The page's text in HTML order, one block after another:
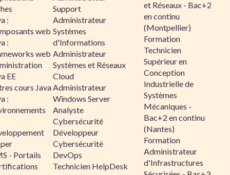
:
web
:
web
EE
cours Java
:
- Portails
Support
Administrateur
Systèmes
d'Informations
Administrateur
Systèmes et Réseaux
Cloud
Administrateur
Windows Server
Analyste
Cybersécurité
Développeur
Cybersécurité
DevOps
Technicien HelpDesk
et Réseaux - Bac+2
en continu
(Montpellier)
Formation
Technicien
Supérieur en
Conception
Industrielle de
Systèmes
Mécaniques -
Bac+2 en continu
(Nantes)
Formation
Administrateur
d'Infrastructures